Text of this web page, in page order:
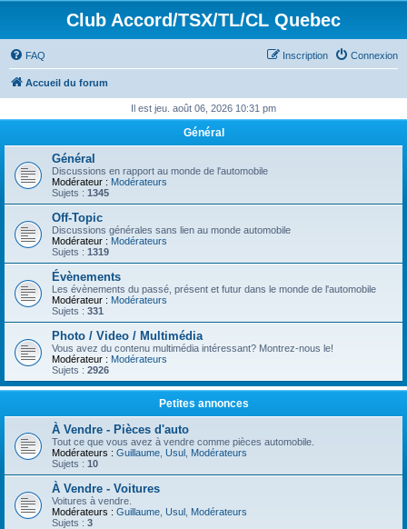
Club Accord/TSX/TL/CL Quebec
FAQ Connexion
Inscription
Accueil du forum
Il est jeu. août 06, 2026 10:31 pm
Général
Général
Discussions en rapport au monde de l'automobile
Modérateur : Modérateurs
Sujets : 1345
Off-Topic
Discussions générales sans lien au monde automobile
Modérateur : Modérateurs
Sujets : 1319
Évènements
Les évènements du passé, présent et futur dans le monde de l'automobile
Modérateur : Modérateurs
Sujets : 331
Photo / Video / Multimédia
Vous avez du contenu multimédia intéressant? Montrez-nous le!
Modérateur : Modérateurs
Sujets : 2926
Petites annonces
À Vendre - Pièces d'auto
Tout ce que vous avez à vendre comme pièces automobile.
Modérateurs : Guillaume Usul Modérateurs
Sujets : 10
À Vendre - Voitures
Voitures à vendre.
Modérateurs : Guillaume Usul Modérateurs
Sujets : 3